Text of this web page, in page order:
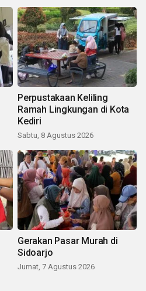
Perpustakaan Keliling
Ramah Lingkungan di Kota
Kediri
Sabtu, 8 Agustus 2026
Gerakan Pasar Murah di
Sidoarjo
Jumat, 7 Agustus 2026